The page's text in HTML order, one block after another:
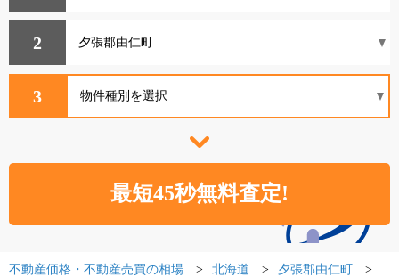
2
3
不動産価格・不動産売買の相場 北海道
夕張郡由仁町